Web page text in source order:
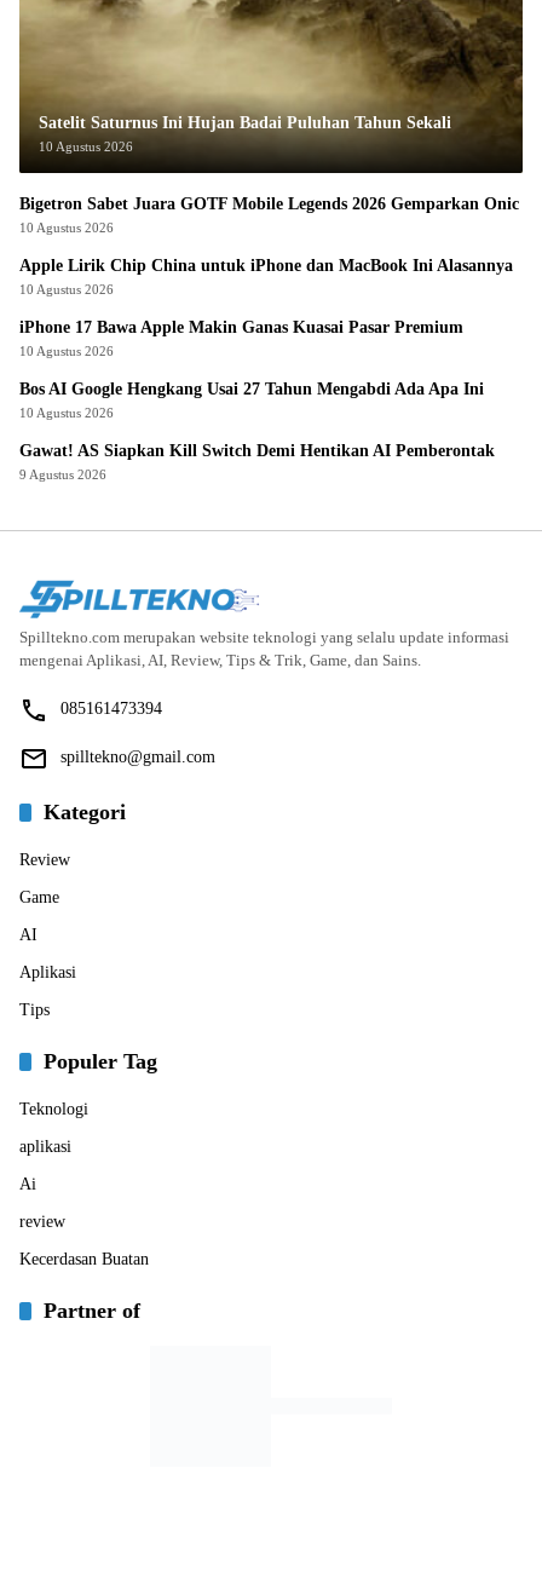
Satelit Saturnus Ini Hujan Badai Puluhan Tahun Sekali
10 Agustus 2026
Bigetron Sabet Juara GOTF Mobile Legends 2026 Gemparkan Onic
10 Agustus 2026
Apple Lirik Chip China untuk iPhone dan MacBook Ini Alasannya
10 Agustus 2026
iPhone 17 Bawa Apple Makin Ganas Kuasai Pasar Premium
10 Agustus 2026
Bos AI Google Hengkang Usai 27 Tahun Mengabdi Ada Apa Ini
10 Agustus 2026
Gawat! AS Siapkan Kill Switch Demi Hentikan AI Pemberontak
9 Agustus 2026
Spilltekno.com merupakan website teknologi yang selalu update informasi
mengenai Aplikasi, AI, Review, Tips & Trik, Game, dan Sains.
085161473394
spilltekno@gmail.com
Kategori
Review
Game
AI
Aplikasi
Tips
Populer Tag
Teknologi
aplikasi
Ai
review
Kecerdasan Buatan
Partner of